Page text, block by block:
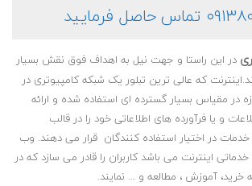
حاصل فرمایید
در این راستا و جهت نیل به اهداف فوق نقش بسیار
که عالی ترین تبلور یک شبکه کامپیوتری در
در مقیاس بسیار گسترده ای استفاده شده و ارائه
و یا فرآورده های اطلاعاتی خود را در قالب
در اختیار استفاده کنندگان قرار می دهند. وب
اینترنت می باشد کاربران را قادر می سازد که در
خرید، آموزش ، مطالعه و ... نمایند.